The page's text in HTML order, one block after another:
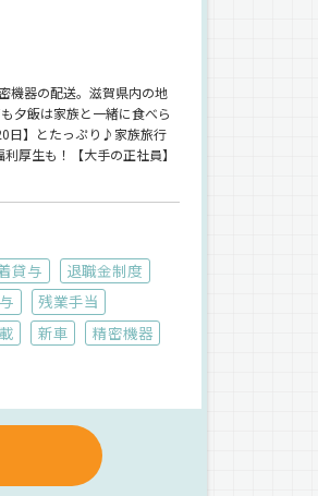
機器の配送。滋賀県内の地
夕飯は家族と一緒に食べら
日】とたっぷり♪家族旅行
厚生も！【大手の正社員】
貸与
退職金制度
残業手当
新車
精密機器